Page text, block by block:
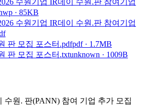
· 85KB
수원기업 IR데이 수원.판 참여기업
판 모집 포스터.pdfpdf · 1.7MB
판 모집 포스터.txtunknown · 1009B
수원. 판(PANN) 참여 기업 추가 모집